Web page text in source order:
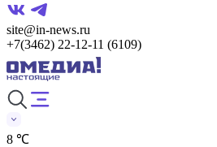
site@in-news.ru
+7(3462) 22-12-11 (6109)
8 ℃